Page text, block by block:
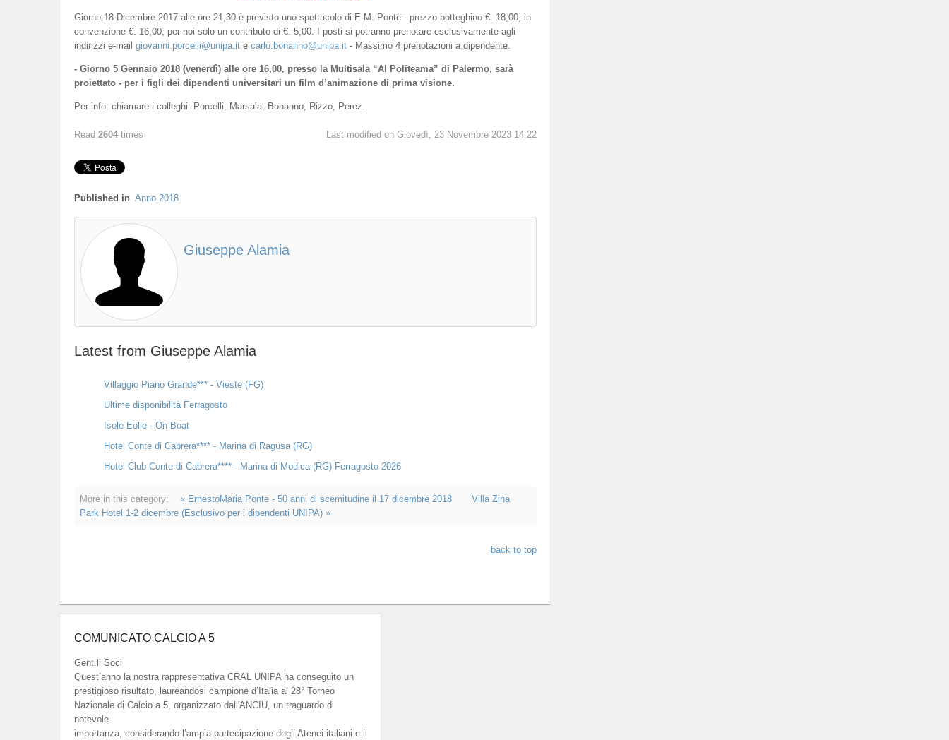
Giorno 18 Dicembre 2017 alle ore 21,30 è previsto uno spettacolo di E.M. Ponte - prezzo botteghino €. 18,00, in
convenzione €. 16,00, per noi solo un contributo di €. 5,00. I posti si potranno prenotare esclusivamente agli
indirizzi e-mail giovanni.porcelli@unipa.ite carlo.bonanno@unipa.it- Massimo 4 prenotazioni a dipendente.
- Giorno 5 Gennaio 2018 (venerdì) alle ore 16,00, presso la Multisala “Al Politeama” di Palermo, sarà
proiettato - per i figli dei dipendenti universitari un film d’animazione di prima visione.
Per info: chiamare i colleghi: Porcelli; Marsala, Bonanno, Rizzo, Perez.
Read 2604times Last modified on Giovedì, 23 Novembre 2023 14:22
Published in Anno 2018
Giuseppe Alamia
Latest from Giuseppe Alamia
Villaggio Piano Grande*** - Vieste (FG)
Ultime disponibilità Ferragosto
Isole Eolie - On Boat
Hotel Conte di Cabrera**** - Marina di Ragusa (RG)
Hotel Club Conte di Cabrera**** - Marina di Modica (RG) Ferragosto 2026
More in this category: « ErnestoMaria Ponte - 50 anni di scemitudine il 17 dicembre 2018
Villa Zina
Park Hotel 1-2 dicembre (Esclusivo per i dipendenti UNIPA) »
back to top
COMUNICATO CALCIO A 5
Gent.li Soci
Quest’anno la nostra rappresentativa CRAL UNIPA ha conseguito un
prestigioso risultato, laureandosi campione d’Italia al 28° Torneo
Nazionale di Calcio a 5, organizzato dall'ANCIU, un traguardo di
notevole
importanza, considerando l’ampia partecipazione degli Atenei italiani e il